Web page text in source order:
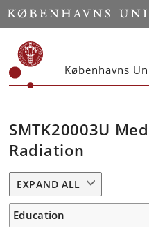
Københavns
SMTK20003U
Radiation
EXPAND ALL
Education